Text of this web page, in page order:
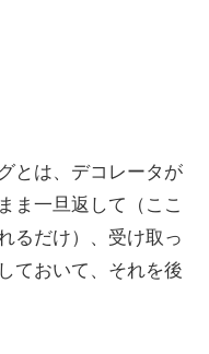
とは、デコレータが
ま一旦返して（ここ
るだけ）、受け取っ
ておいて、それを後